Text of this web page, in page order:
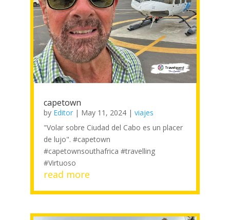
capetown
by Editor| May 11, 2024| viajes
"Volar sobre Ciudad del Cabo es un placer
de lujo". #capetown
#capetownsouthafrica #travelling
#Virtuoso
read more